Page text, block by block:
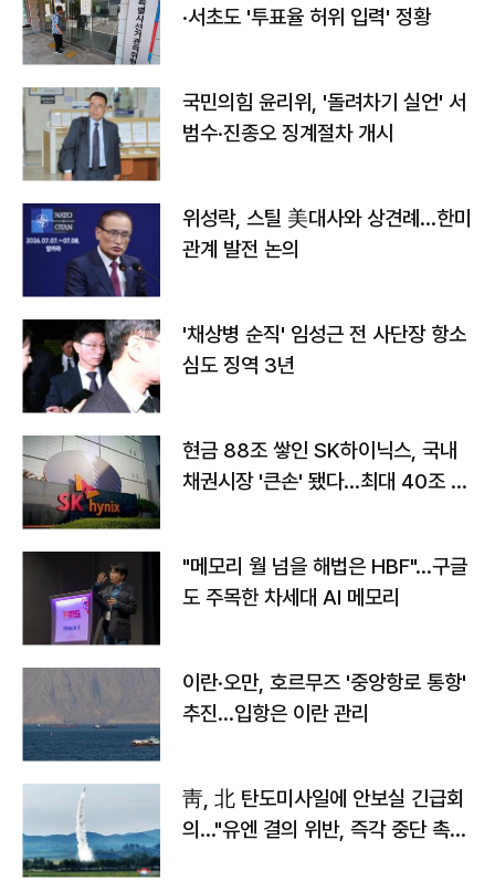
·서초도 '투표율 허위 입력' 정황
국민의힘 윤리위, '돌려차기 실언' 서
범수·진종오 징계절차 개시
위성락, 스틸 美대사와 상견례…한미
관계 발전 논의
'채상병 순직' 임성근 전 사단장 항소
심도 징역 3년
현금 88조 쌓인 SK하이닉스, 국내
채권시장 '큰손' 됐다…최대 40조 투
"메모리 월 넘을 해법은 HBF"…구글
도 주목한 차세대 AI 메모리
이란·오만, 호르무즈 '중앙항로 통항'
추진…입항은 이란 관리
靑, 北 탄도미사일에 안보실 긴급회
의…"유엔 결의 위반, 즉각 중단 촉